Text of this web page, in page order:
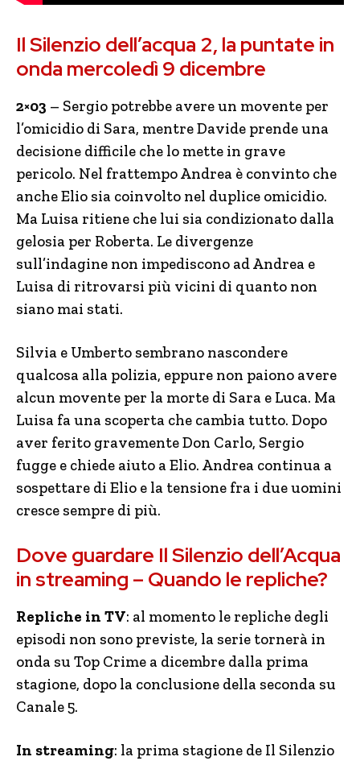
Il Silenzio dell’acqua 2, la puntate in
onda mercoledì 9 dicembre
2×03 – Sergio potrebbe avere un movente per
l’omicidio di Sara, mentre Davide prende una
decisione difficile che lo mette in grave
pericolo. Nel frattempo Andrea è convinto che
anche Elio sia coinvolto nel duplice omicidio.
Ma Luisa ritiene che lui sia condizionato dalla
gelosia per Roberta. Le divergenze
sull’indagine non impediscono ad Andrea e
Luisa di ritrovarsi più vicini di quanto non
siano mai stati.
Silvia e Umberto sembrano nascondere
qualcosa alla polizia, eppure non paiono avere
alcun movente per la morte di Sara e Luca. Ma
Luisa fa una scoperta che cambia tutto. Dopo
aver ferito gravemente Don Carlo, Sergio
fugge e chiede aiuto a Elio. Andrea continua a
sospettare di Elio e la tensione fra i due uomini
cresce sempre di più.
Dove guardare Il Silenzio dell’Acqua
in streaming – Quando le repliche?
Repliche in TV: al momento le repliche degli
episodi non sono previste, la serie tornerà in
onda su Top Crime a dicembre dalla prima
stagione, dopo la conclusione della seconda su
Canale 5.
In streaming: la prima stagione de Il Silenzio